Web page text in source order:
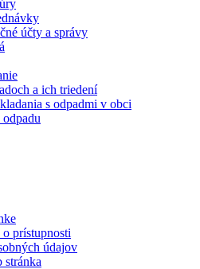
účty a správy
a ich triedení
s odpadmi v obci
prístupnosti
údajov
stránka